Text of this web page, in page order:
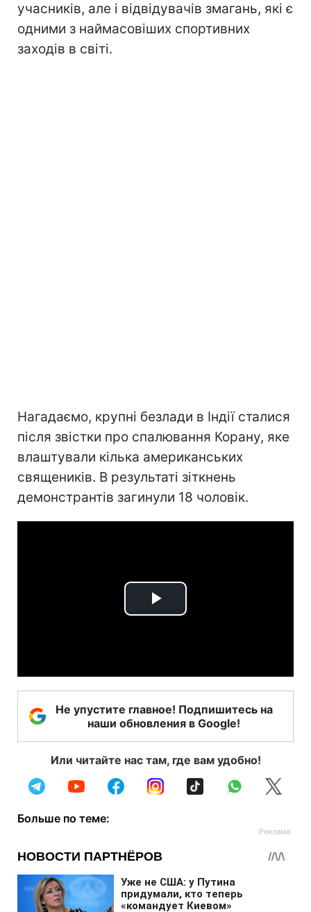
учасників, але і відвідувачів змагань, які є
одними з наймасовіших спортивних
заходів в світі.
Нагадаємо, крупні безлади в Індії сталися
після звістки про спалювання Корану, яке
влаштували кілька американських
священиків. В результаті зіткнень
демонстрантів загинули 18 чоловік.
Play
Не упустите главное! Подпишитесь на
наши обновления в Google!
Или читайте нас там, где вам удобно!
Больше по теме: